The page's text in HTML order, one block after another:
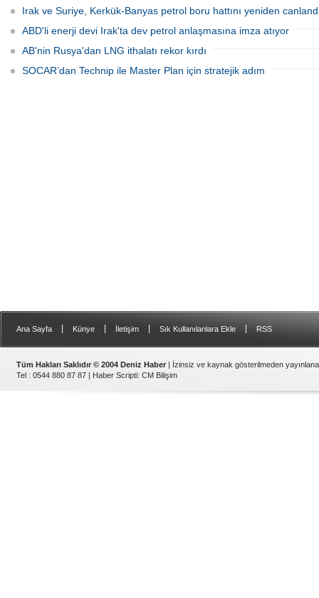
Irak ve Suriye, Kerkük-Banyas petrol boru hattını yeniden
ABD'li enerji devi Irak'ta dev petrol anlaşmasına imza atıyor
AB'nin Rusya'dan LNG ithalatı rekor kırdı
SOCAR’dan Technip ile Master Plan için stratejik adım
Ana Sayfa Künye İletişim Sık Kullanılanlara Ekle RSS
Tüm Hakları Saklıdır © 2004 Deniz Haber | İzinsiz ve kaynak gösterilmeden
Tel : 0544 880 87 87 | Haber Scripti: CM Bilişim